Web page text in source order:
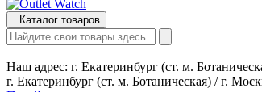
Каталог товаров
Наш адрес: г. Екатеринбург (ст. м.
г. Екатеринбург (ст. м. Ботаническая) / г.